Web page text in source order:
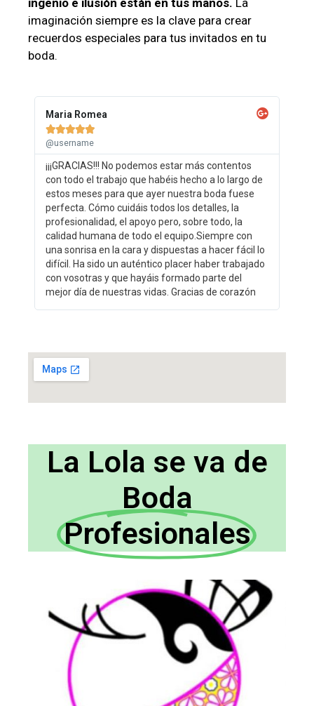
imaginación siempre es la clave para crear
recuerdos especiales para tus invitados en tu
boda.
Maria Romea

@username
¡¡¡GRACIAS!!! No podemos estar más contentos
con todo el trabajo que habéis hecho a lo largo de
estos meses para que ayer nuestra boda fuese
perfecta. Cómo cuidáis todos los detalles, la
profesionalidad, el apoyo pero, sobre todo, la
calidad humana de todo el equipo.Siempre con
una sonrisa en la cara y dispuestas a hacer fácil lo
difícil. Ha sido un auténtico placer haber trabajado
con vosotras y que hayáis formado parte del
mejor día de nuestras vidas. Gracias de corazón
La Lola se va de
Boda
Profesionales